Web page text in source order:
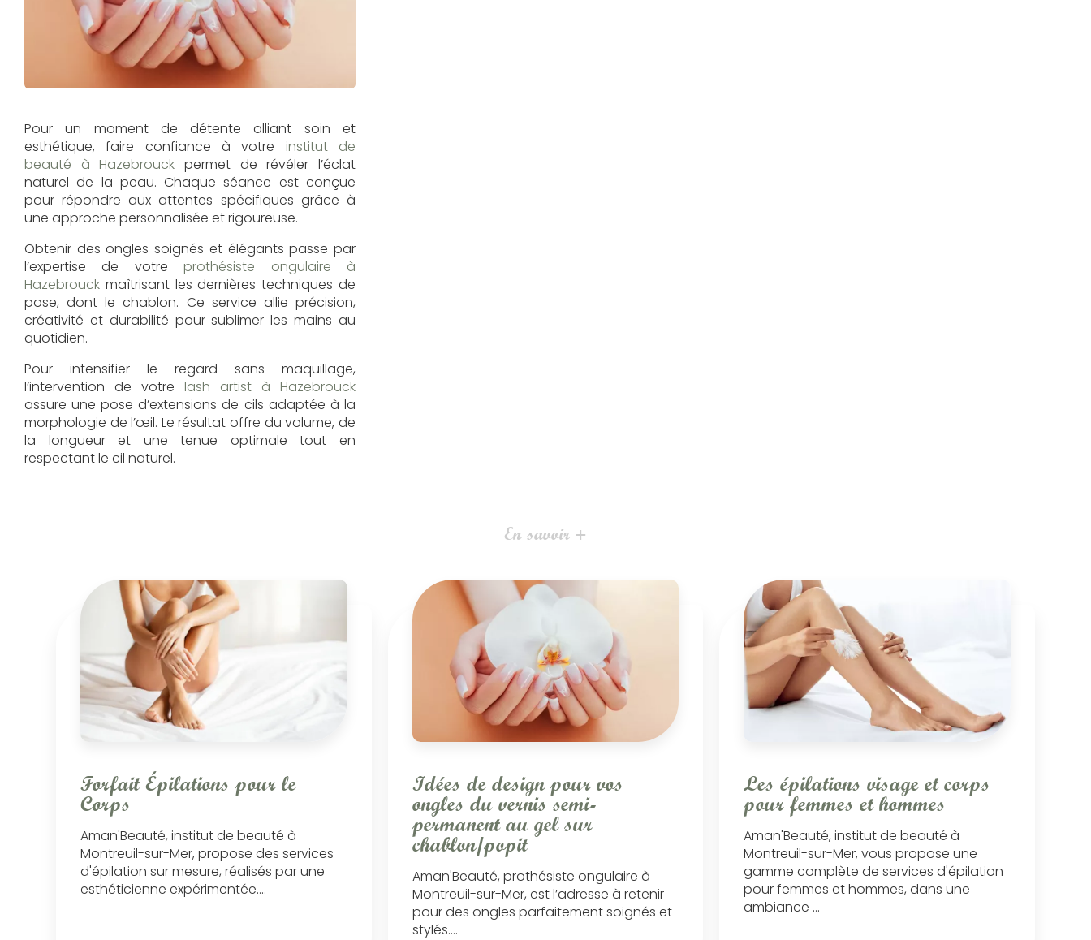
Pour un moment de détente alliant soin et
esthétique, faire confiance à votre institut de
beauté à Hazebrouck permet de révéler l’éclat
naturel de la peau. Chaque séance est conçue
pour répondre aux attentes spécifiques grâce à
une approche personnalisée et rigoureuse.
Obtenir des ongles soignés et élégants passe par
l’expertise de votreprothésiste ongulaire à
Hazebrouck maîtrisant les dernières techniques de
pose, dont le chablon. Ce service allie précision,
créativité et durabilité pour sublimer les mains au
quotidien.
Pour intensifier le regard sans maquillage,
l’intervention de votre lash artist à Hazebrouck
assure une pose d’extensions de cils adaptée à la
morphologie de l’œil. Le résultat offre du volume, de
la longueur et une tenue optimale tout en
respectant le cil naturel.
En savoir +
Forfait Épilations pour le
Corps
Aman'Beauté, institut de beauté à
Montreuil-sur-Mer, propose des services
d'épilation sur mesure, réalisés par une
esthéticienne expérimentée....
Idées de design pour vos
ongles du vernis semi-
permanent au gel sur
chablon/popit
Aman'Beauté, prothésiste ongulaire à
Montreuil-sur-Mer, est l’adresse à retenir
pour des ongles parfaitement soignés et
stylés....
Les épilations visage et corps
pour femmes et hommes
Aman'Beauté, institut de beauté à
Montreuil-sur-Mer, vous propose une
gamme complète de services d'épilation
pour femmes et hommes, dans une
ambiance ...